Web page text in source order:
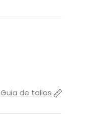
Guia de tallas